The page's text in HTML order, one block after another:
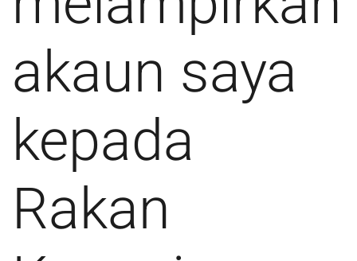
akaun saya
kepada
Rakan